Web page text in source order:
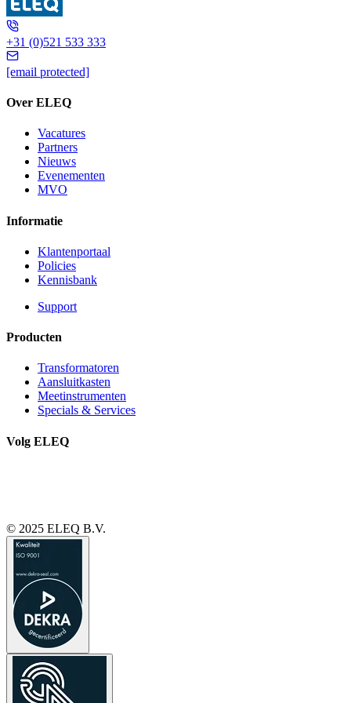
+31 (0)521 533 333
[email protected]
Over ELEQ
Vacatures
Partners
Nieuws
Evenementen
MVO
Informatie
Klantenportaal
Policies
Kennisbank
Support
Producten
Transformatoren
Aansluitkasten
Meetinstrumenten
Specials & Services
Volg ELEQ
© 2025 ELEQ B.V.